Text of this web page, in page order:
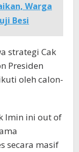
Warga
Besi
strategi Cak
Presiden
oleh calon-
Imin ini out of
secara masif